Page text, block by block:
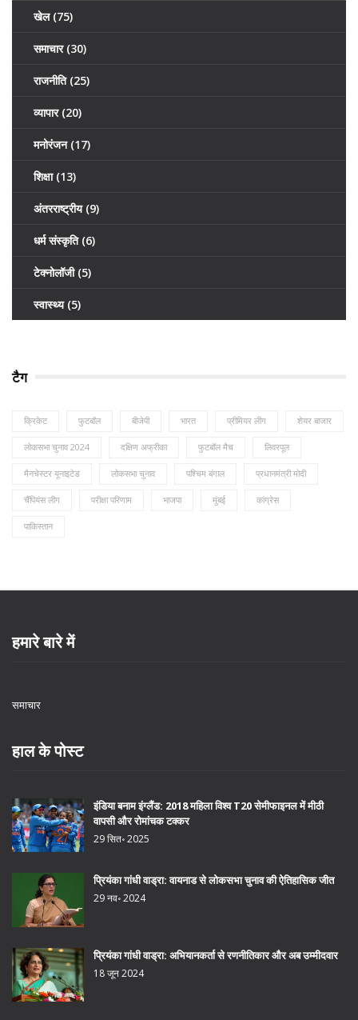
खेल (75)
समाचार (30)
राजनीति (25)
व्यापार (20)
मनोरंजन (17)
शिक्षा (13)
अंतरराष्ट्रीय (9)
धर्म संस्कृति (6)
टेक्नोलॉजी (5)
स्वास्थ्य (5)
टैग
क्रिकेट फुटबॉल बीजेपी भारत प्रीमियर लीग शेयर बाजार
लोकसभा चुनाव 2024 दक्षिण अफ्रीका फुटबॉल मैच लिवरपूल
मैनचेस्टर यूनाइटेड लोकसभा चुनाव पश्चिम बंगाल प्रधानमंत्री मोदी
चैंपियंस लीग परीक्षा परिणाम भाजपा मुंबई कांग्रेस
पाकिस्तान
हमारे बारे में
समाचार
हाल के पोस्ट
इंडिया बनाम इंग्लैंड: 2018 महिला विश्व T20 सेमीफाइनल में मीठी
वापसी और रोमांचक टक्कर
29 सित॰ 2025
प्रियंका गांधी वाड्रा: वायनाड से लोकसभा चुनाव की ऐतिहासिक जीत
29 नव॰ 2024
प्रियंका गांधी वाड्रा: अभियानकर्ता से रणनीतिकार और अब उम्मीदवार
18 जून 2024